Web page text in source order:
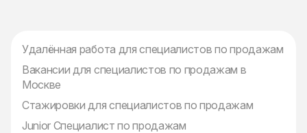
Удалённая работа для специалистов по продажам
Вакансии для специалистов по продажам в
Москве
Стажировки для специалистов по продажам
Junior Специалист по продажам